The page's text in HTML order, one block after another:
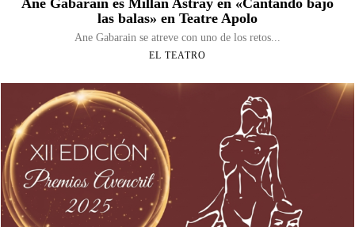
Ane Gabarain es Millán Astray en «Cantando bajo
las balas» en Teatre Apolo
Ane Gabarain se atreve con uno de los retos...
EL TEATRO